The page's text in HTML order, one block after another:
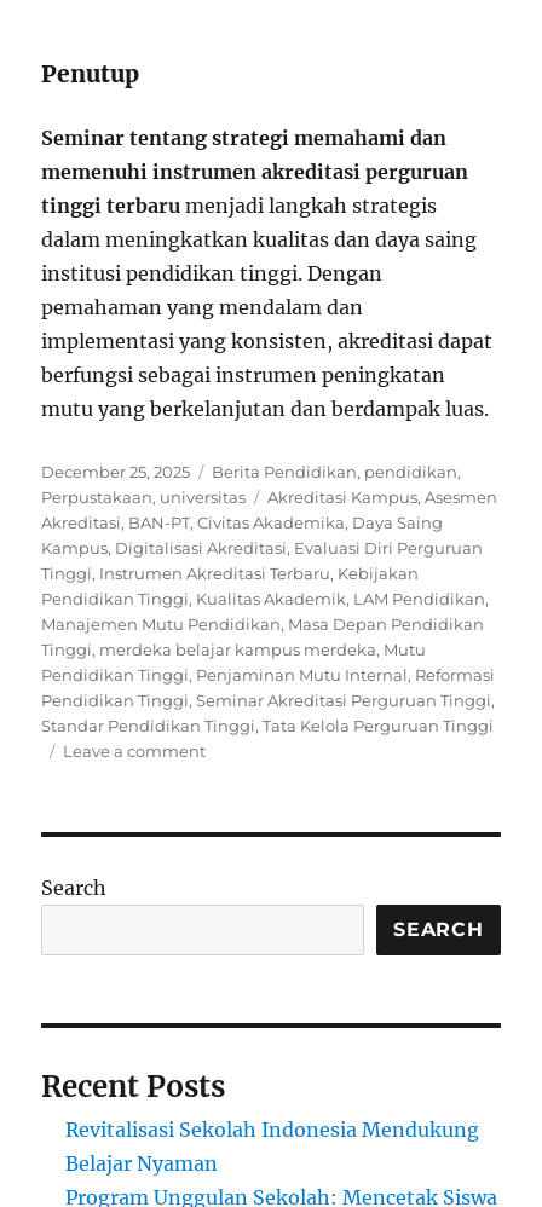
Penutup
Seminar tentang strategi memahami dan
memenuhi instrumen akreditasi perguruan
tinggi terbaru menjadi langkah strategis
dalam meningkatkan kualitas dan daya saing
institusi pendidikan tinggi. Dengan
pemahaman yang mendalam dan
implementasi yang konsisten, akreditasi dapat
berfungsi sebagai instrumen peningkatan
mutu yang berkelanjutan dan berdampak luas.
Posted
on
December 25, 2025 Categories
Berita Pendidikan, pendidikan,
Perpustakaan, universitas Tags
Akreditasi Kampus,Asesmen
Akreditasi, BAN-PT,Civitas Akademika, Daya Saing
Kampus, Digitalisasi Akreditasi, Evaluasi Diri Perguruan
Tinggi, Instrumen Akreditasi Terbaru, Kebijakan
Pendidikan Tinggi, Kualitas Akademik, LAM Pendidikan,
Manajemen Mutu Pendidikan, Masa Depan Pendidikan
Tinggi, merdeka belajar kampus merdeka, Mutu
Pendidikan Tinggi, Penjaminan Mutu Internal, Reformasi
Pendidikan Tinggi,Seminar Akreditasi Perguruan Tinggi,
Standar Pendidikan Tinggi,Tata Kelola Perguruan Tinggi
Leave a commenton
Instrumen
Perguruan
Search
SEARCH
Recent Posts
Revitalisasi Sekolah Indonesia Mendukung
Belajar Nyaman
Program Unggulan Sekolah: Mencetak Siswa